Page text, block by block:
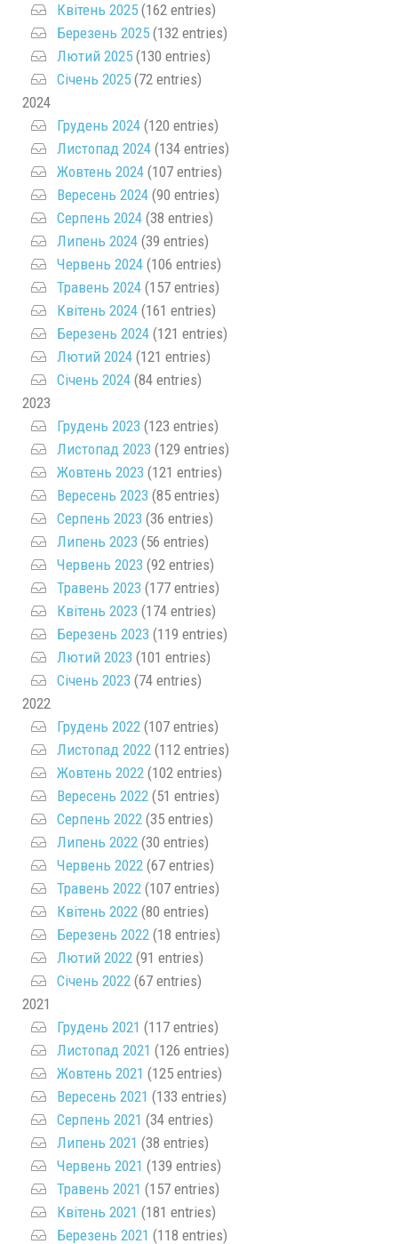
Квітень 2025 (162 entries)
Березень 2025 (132 entries)
Лютий 2025 (130 entries)
Січень 2025 (72 entries)
2024
Грудень 2024 (120 entries)
Листопад 2024 (134 entries)
Жовтень 2024 (107 entries)
Вересень 2024 (90 entries)
Серпень 2024 (38 entries)
Липень 2024 (39 entries)
Червень 2024 (106 entries)
Травень 2024 (157 entries)
Квітень 2024 (161 entries)
Березень 2024 (121 entries)
Лютий 2024 (121 entries)
Січень 2024 (84 entries)
2023
Грудень 2023 (123 entries)
Листопад 2023 (129 entries)
Жовтень 2023 (121 entries)
Вересень 2023 (85 entries)
Серпень 2023 (36 entries)
Липень 2023 (56 entries)
Червень 2023 (92 entries)
Травень 2023 (177 entries)
Квітень 2023 (174 entries)
Березень 2023 (119 entries)
Лютий 2023 (101 entries)
Січень 2023 (74 entries)
2022
Грудень 2022 (107 entries)
Листопад 2022 (112 entries)
Жовтень 2022 (102 entries)
Вересень 2022 (51 entries)
Серпень 2022 (35 entries)
Липень 2022 (30 entries)
Червень 2022 (67 entries)
Травень 2022 (107 entries)
Квітень 2022 (80 entries)
Березень 2022 (18 entries)
Лютий 2022 (91 entries)
Січень 2022 (67 entries)
2021
Грудень 2021 (117 entries)
Листопад 2021 (126 entries)
Жовтень 2021 (125 entries)
Вересень 2021 (133 entries)
Серпень 2021 (34 entries)
Липень 2021 (38 entries)
Червень 2021 (139 entries)
Травень 2021 (157 entries)
Квітень 2021 (181 entries)
Березень 2021 (118 entries)